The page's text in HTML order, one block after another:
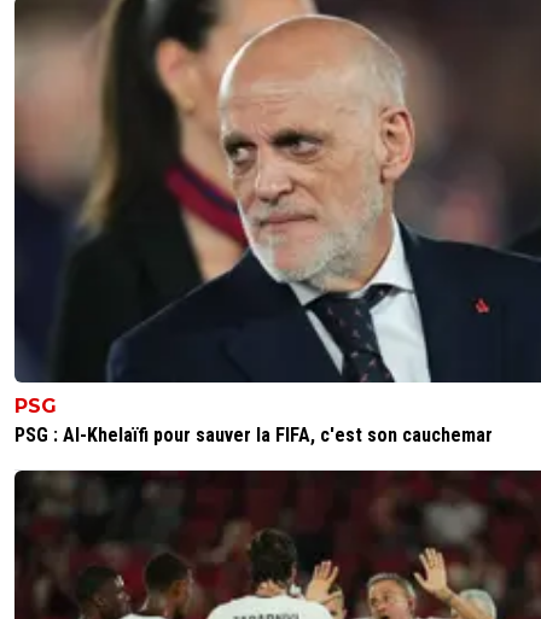
Répondre
dijaya 10 juillet 2026 à 20:37
c est pas ce que j ai ecrit?
Répondre
JuniIsBack 08 juillet 2026 à 16:34 +
Dans tous les cas ça risque d'être le bordel avec juste
comme excuse pour mettre ce même bazar !
Répondre
+498
JuniIsBack 1248
Bah tu m'en vois ravi !
0+ Répondre
PSG
PSG : Al-Khelaïfi pour sauver la FIFA, c'est son cauchemar